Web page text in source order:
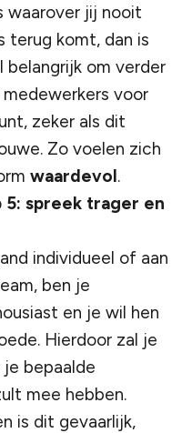
waarover jij nooit
terug komt, dan is
om verder
medewerkers voor
zeker als dit
Zo voelen zich
waardevol.
5: spreek trager en
individueel of aan
ben je
en je wil hen
Hierdoor zal je
je bepaalde
mee hebben.
is dit gevaarlijk,